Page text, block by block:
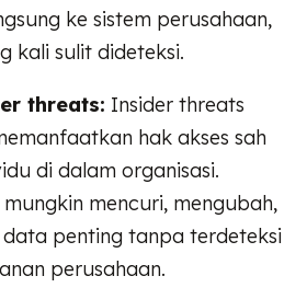
ke sistem perusahaan,
kali sulit dideteksi.
threats: Insider threats
hak akses sah
di dalam organisasi.
mencuri, mengubah,
penting tanpa terdeteksi
perusahaan.